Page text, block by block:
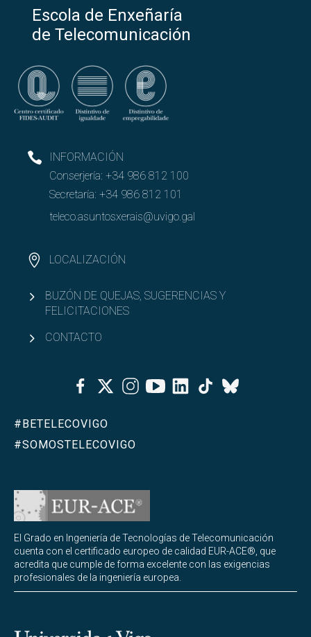
Escola de Enxeñaría
de Telecomunicación
INFORMACIÓN
Conserjería: +34 986 812 100
Secretaría: +34 986 812 101
teleco.asuntosxerais@uvigo.gal
LOCALIZACIÓN
BUZÓN DE QUEJAS, SUGERENCIAS Y
FELICITACIONES
CONTACTO
FacebookTwitterInstagramYoutubeLinkedinTiktok
Bluesky
#BETELECOVIGO
#SOMOSTELECOVIGO
El Grado en Ingeniería de Tecnologías de Telecomunicación
cuenta con el certificado europeo de calidad EUR-ACE®, que
acredita que cumple de forma excelente con las exigencias
profesionales de la ingeniería europea.